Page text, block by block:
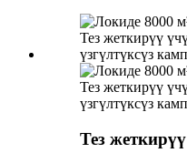
Тез жеткирүү